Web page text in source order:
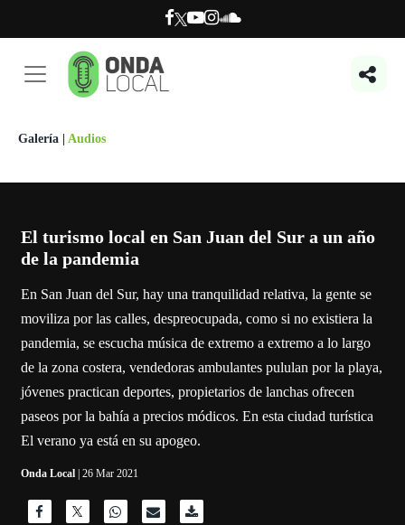
Galería Audios
El turismo local en San Juan del Sur a un año
de la pandemia
En San Juan del Sur, hay una tranquilidad relativa, la gente se
moviliza por las calles, despreocupada, como si no existiera la
pandemia, se escucha música de extremo a extremo a lo largo
de la zona costera, vendedoras ambulantes pululan por la playa,
jóvenes practican deportes, propietarios de lanchas ofrecen
paseos por la bahía a precios módicos. En esta ciudad turística
El verano ya está en su apogeo.
Onda Local | 26 Mar 2021